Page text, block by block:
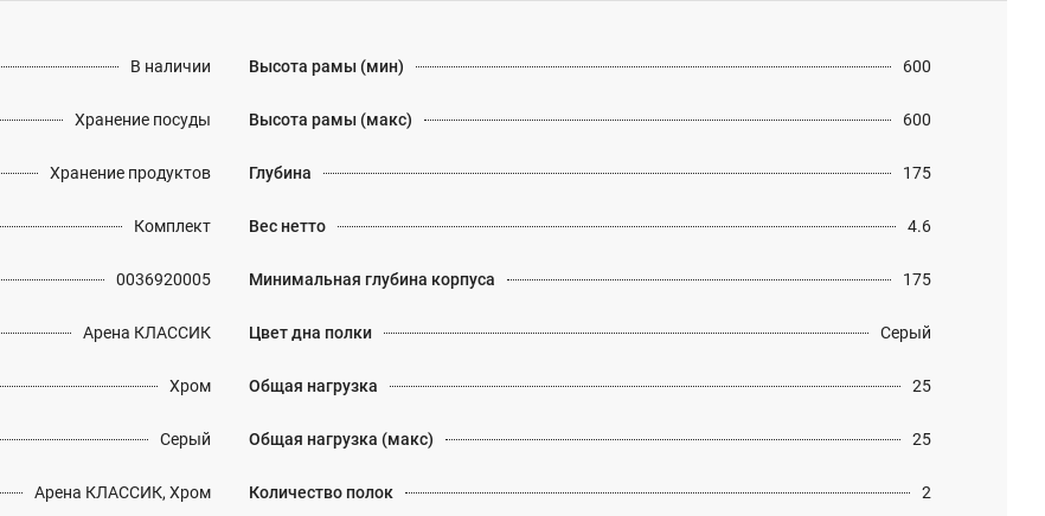
В наличии
Хранение посуды
Хранение продуктов
Комплект
0036920005
Арена КЛАССИК
Хром
Серый
Арена КЛАССИК, Хром
Высота рамы (мин) 600
Высота рамы (макс) 600
Глубина 175
Вес нетто 4.6
Минимальная глубина корпуса 175
Цвет дна полки Серый
Общая нагрузка 25
Общая нагрузка (макс) 25
Количество полок 2